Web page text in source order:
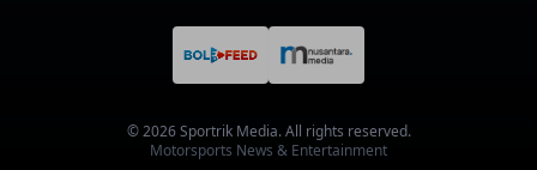
© 2026 Sportrik Media. All rights reserved.
Motorsports News & Entertainment